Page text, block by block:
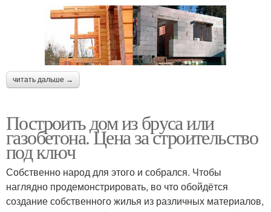
читать дальше →
Построить дом из бруса или
газобетона. Цена за строительство
под ключ
Собственно народ для этого и собрался. Чтобы
наглядно продемонстрировать, во что обойдётся
создание собственного жилья из различных материалов,